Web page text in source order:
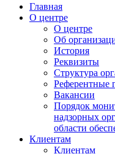
Главная
О центре
О центре
Об
История
Реквизиты
Структура
Референтные
Вакансии
Порядок
надзорных
области
Клиентам
Клиентам